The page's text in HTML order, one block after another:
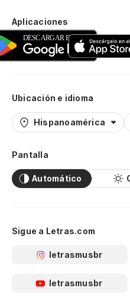
Aplicaciones
Ubicación e idioma
Hispanoamérica
Pantalla
Automático
Sigue a Letras.com
letrasmusbr
letrasmusbr